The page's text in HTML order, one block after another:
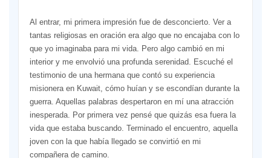
Al entrar, mi primera impresión fue de desconcierto. Ver a
tantas religiosas en oración era algo que no encajaba con lo
que yo imaginaba para mi vida. Pero algo cambió en mi
interior y me envolvió una profunda serenidad. Escuché el
testimonio de una hermana que contó su experiencia
misionera en Kuwait, cómo huían y se escondían durante la
guerra. Aquellas palabras despertaron en mí una atracción
inesperada. Por primera vez pensé que quizás esa fuera la
vida que estaba buscando. Terminado el encuentro, aquella
joven con la que había llegado se convirtió en mi
compañera de camino.